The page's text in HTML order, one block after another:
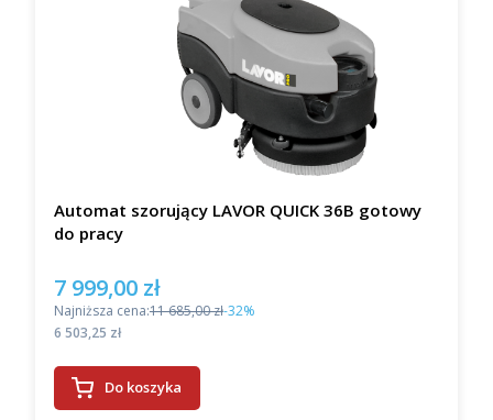
Automat szorujący LAVOR QUICK 36B gotowy
do pracy
Cena promocyjna
7 999,00 zł
Najniższa cena:11 685,00 zł-32%
Cena
6 503,25 zł
Do koszyka